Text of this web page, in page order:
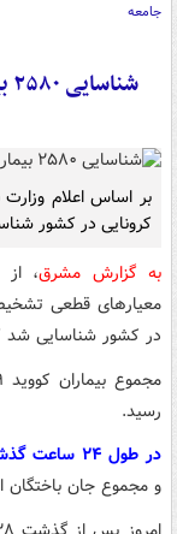
جامعه
کرونایی در کشور
به گزارش مشرق
در کشور شناسایی شد که ۵۱۲ نفر از آنها
رسید.
در طول ۲۴ ساعت گذشته، ۹۸ بیمار کووید ۱۹ جان خود را از دست دادند
و مجموع جان باختگان این بیماری به